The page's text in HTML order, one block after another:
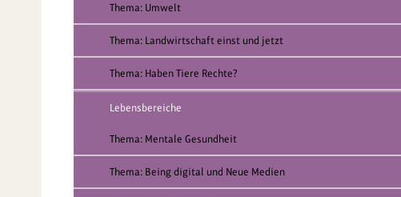
Thema: Umwelt
Thema: Landwirtschaft einst und jetzt
Thema: Haben Tiere Rechte?
Lebensbereiche
Thema: Mentale Gesundheit
Thema: Being digital und Neue Medien